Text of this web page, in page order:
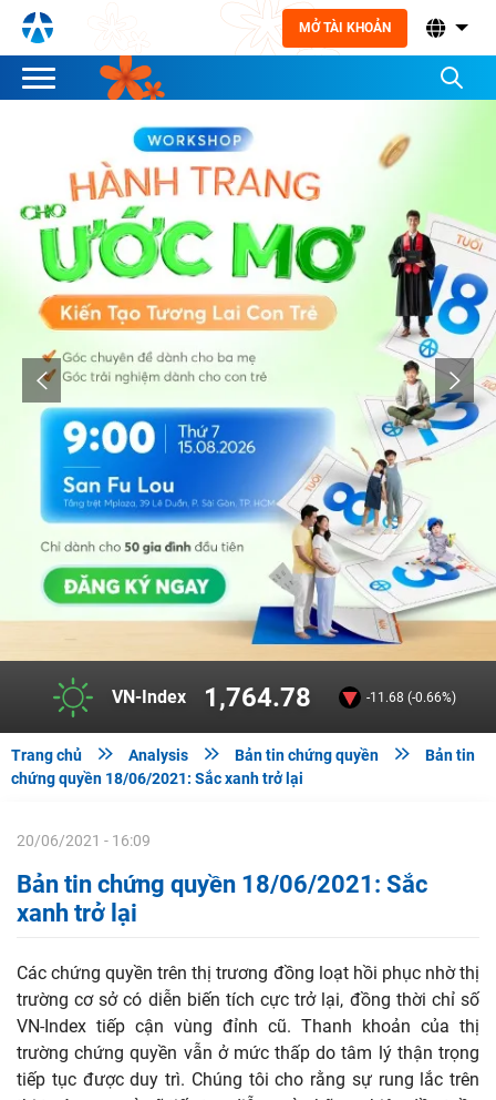
MỞ TÀI KHOẢN
VN-Index 1,764.78 -11.68 (-0.66%)
Trang chủ  Analysis  Bản tin chứng quyền 
Bản tin
chứng quyền 18/06/2021: Sắc xanh trở lại
20/06/2021 - 16:09
Bản tin chứng quyền 18/06/2021: Sắc
xanh trở lại
Các chứng quyền trên thị trương đồng loạt hồi phục nhờ thị
trường cơ sở có diễn biến tích cực trở lại, đồng thời chỉ số
VN-Index tiếp cận vùng đỉnh cũ. Thanh khoản của thị
trường chứng quyền vẫn ở mức thấp do tâm lý thận trọng
tiếp tục được duy trì. Chúng tôi cho rằng sự rung lắc trên